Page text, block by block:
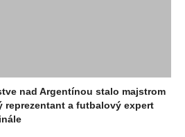
nad Argentínou stalo majstrom
reprezentant a futbalový expert